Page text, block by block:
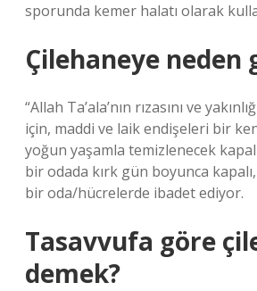
sporunda kemer halatı olarak
Çilehaneye neden
“Allah Ta’ala’nın rızasını ve
için, maddi ve laik endişeleri bir
yoğun yaşamla temizlenecek
bir odada kırk gün boyunca
bir oda/hücrelerde ibadet ediyor.
Tasavvufa göre
demek?